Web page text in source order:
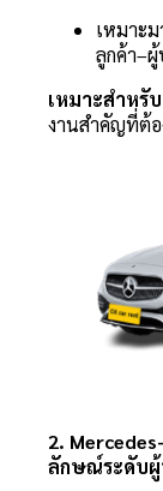
เหมาะ
ลูกค้า–
เหมาะสำหรั
งานสำคัญที่ต้อ
2.
ลักษณ์ระดับผู้